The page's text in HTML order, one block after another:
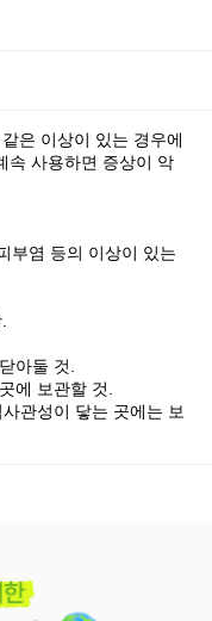
은 이상이 있는 경우에
속 사용하면 증상이 악
부염 등의 이상이 있는
아둘 것.
에 보관할 것.
관성이 닿는 곳에는 보